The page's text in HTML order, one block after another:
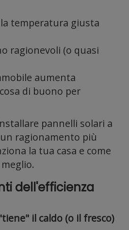
temperatura giusta
ragionevoli (o quasi
aumenta
di buono per
pannelli solari a
ragionamento più
la tua casa e come
dell'efficienza
il caldo (o il fresco)